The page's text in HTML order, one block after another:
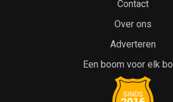
Contact
Over ons
Adverteren
Een boom voor elk